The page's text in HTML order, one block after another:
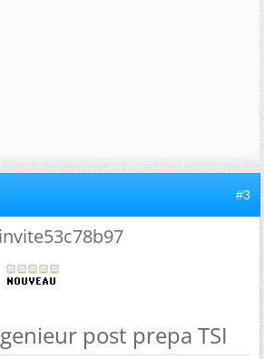
#3
invite53c78b97
post prepa TSI